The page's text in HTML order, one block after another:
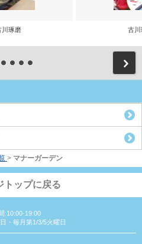
川琢磨 古川
> マナーガーデン
トップに戻る
:10:00-19:00
・毎月第1/3/5火曜日